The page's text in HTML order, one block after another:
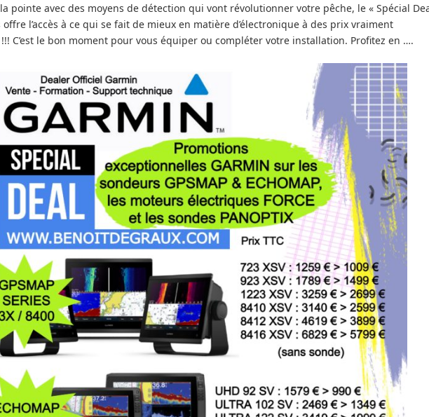
pointe avec des moyens de détection qui vont révolutionner votre pêche, le « Spécial
offre l’accès à ce qui se fait de mieux en matière d’électronique à des prix vraiment
C’est le bon moment pour vous équiper ou compléter votre installation. Profitez en ….